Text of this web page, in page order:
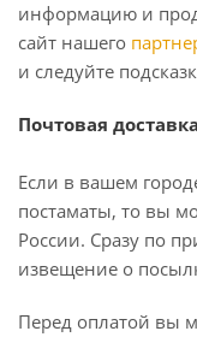
информацию и
сайт нашего
и следуйте
Почтовая доставка
Если в вашем
постаматы, то вы
России. Сразу по
извещение о
Перед оплатой вы